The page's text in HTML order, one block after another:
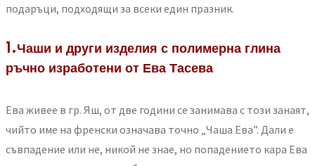
подаръци, подходящи за всеки един празник.
1.Чаши и други изделия с полимерна глина
ръчно изработени от Ева Тасева
Ева живее в гр. Яш, от две години се занимава с този занаят,
чийто име на френски означава точно „Чаша Ева”. Дали е
съвпадение или не, никой не знае, но попадението кара Ева